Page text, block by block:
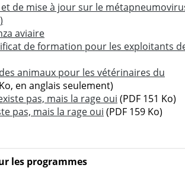
de mise à jour sur le
aviaire
de formation pour les exploitants
animaux pour les vétérinaires du
en anglais seulement)
pas, mais la rage oui (PDF 151 Ko)
pas, mais la rage oui (PDF 159 Ko)
les programmes